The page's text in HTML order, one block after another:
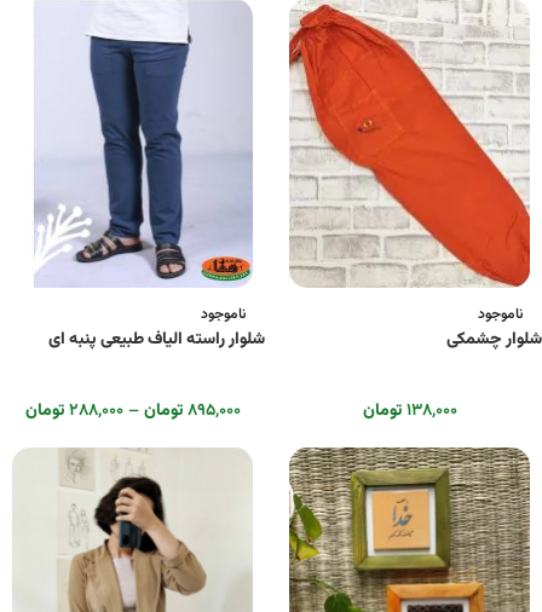
ناموجود
شلوار چشمکی
۱۳۸,۰۰۰ تومان
ناموجود
شلوار راسته الیاف طبیعی پنبه ای
۸۹۵,۰۰۰ تومان – ۲۸۸,۰۰۰ تومان